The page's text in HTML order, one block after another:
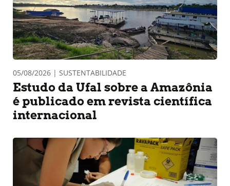
05/08/2026 | SUSTENTABILIDADE
Estudo da Ufal sobre a Amazônia
é publicado em revista científica
internacional